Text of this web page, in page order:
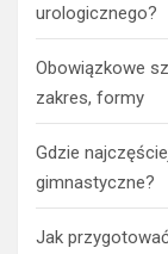
urologicznego?
Obowiązkowe
zakres, formy
Gdzie
gimnastyczne?
Jak